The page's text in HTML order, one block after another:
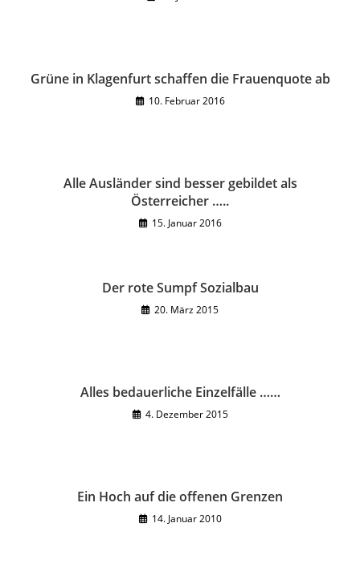
Grüne in Klagenfurt schaffen die Frauenquote ab
10. Februar 2016
Alle Ausländer sind besser gebildet als
Österreicher …..
15. Januar 2016
Der rote Sumpf Sozialbau
20. März 2015
Alles bedauerliche Einzelfälle ……
4. Dezember 2015
Ein Hoch auf die offenen Grenzen
14. Januar 2010